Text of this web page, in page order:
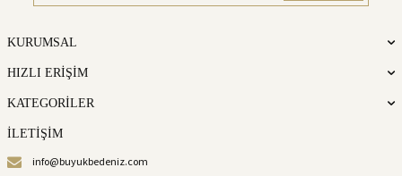
KURUMSAL
HIZLI ERİŞİM
KATEGORİLER
İLETİŞİM
info@buyukbedeniz.com